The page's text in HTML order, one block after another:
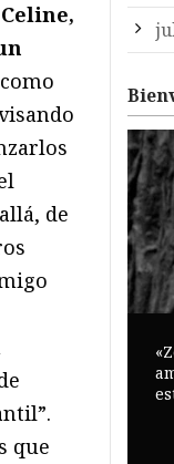
de
que